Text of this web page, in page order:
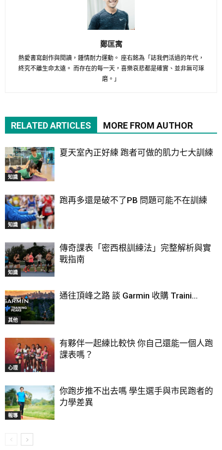
鄭匡寓
熱愛書寫創作與閱讀，鍾情耐力運動。 座右銘為「誌我們活過的年代，
終究不離生命太遠。 而存在的每一天，喜樂哀悲都是確實、並非無可琢
磨。」
RELATED ARTICLES MORE FROM AUTHOR
知識
夏天室內正好練 跑者可做的肌力七大訓練
知識
跑再多還是破不了PB 問題可能不在訓練
知識
傳奇課表「密西根訓練法」完整解析與實
戰指南
其他
通往頂峰之路 談 Garmin 收購 Traini...
心理
有夥伴一起練比較快 你自己還能一個人跑
課表嗎？
報導
你跑步推不出去嗎 學生選手與市民跑者的
力學差異